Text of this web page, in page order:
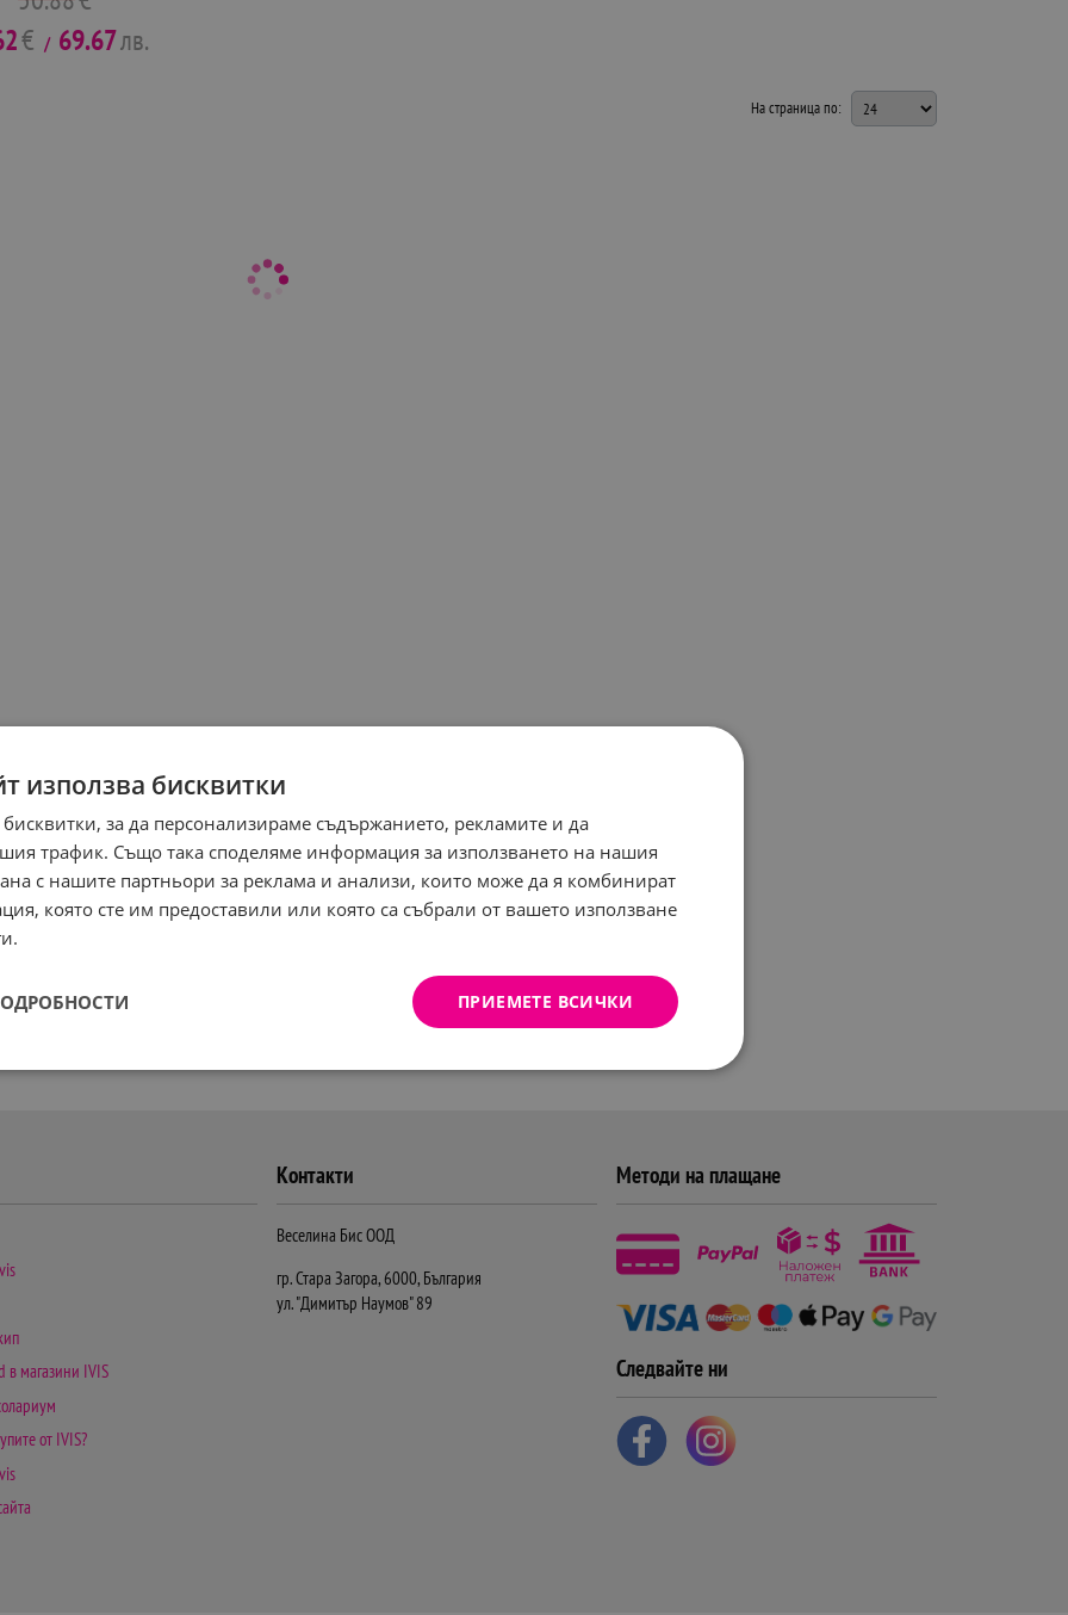
€ / 69.67лв.
На страница по:
в магазини IVIS
от IVIS?
Контакти
Веселина Бис ООД
гр. Стара Загора, 6000, България
ул. "Димитър Наумов" 89
Методи на плащане
Следвайте ни
използва бисквитки
за да персонализираме съдържанието, рекламите и да
трафик. Също така споделяме информация за използването на нашия
с нашите партньори за реклама и анализи, които може да я комбинират
която сте им предоставили или която са събрали от вашето използване
ПРИЕМЕТЕ ВСИЧКИ